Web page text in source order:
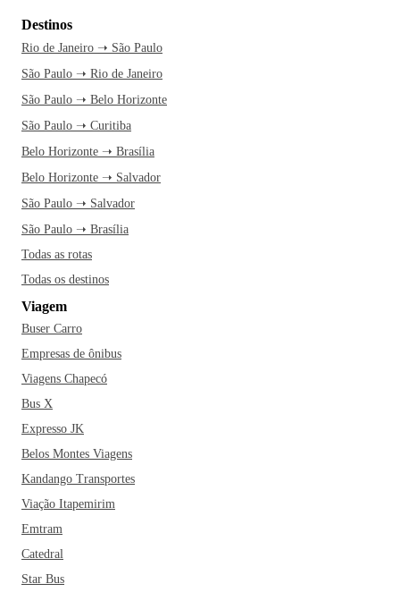
Destinos
Rio de Janeiro ➝ São Paulo
São Paulo ➝ Rio de Janeiro
São Paulo ➝ Belo Horizonte
São Paulo ➝ Curitiba
Belo Horizonte ➝ Brasília
Belo Horizonte ➝ Salvador
São Paulo ➝ Salvador
São Paulo ➝ Brasília
Todas as rotas
Todas os destinos
Viagem
Buser Carro
Empresas de ônibus
Viagens Chapecó
Bus X
Expresso JK
Belos Montes Viagens
Kandango Transportes
Viação Itapemirim
Emtram
Catedral
Star Bus